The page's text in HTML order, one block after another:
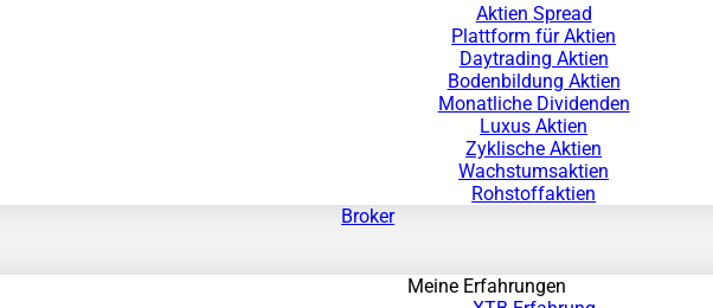
Aktien Spread
Plattform für Aktien
Daytrading Aktien
Bodenbildung Aktien
Monatliche Dividenden
Luxus Aktien
Zyklische Aktien
Wachstumsaktien
Rohstoffaktien
Broker
Meine Erfahrungen